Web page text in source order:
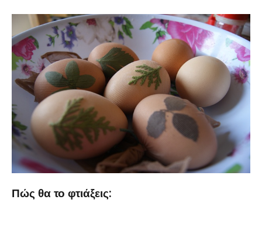
Πώς θα το φτιάξεις: